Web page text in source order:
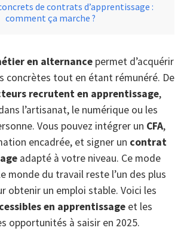
de contrats d’apprentissage :
comment ça marche ?
en alternancepermet d’acquérir
concrètes tout en étant rémunéré. De
recrutent en apprentissage,
l’artisanat, le numérique ou les
Vous pouvez intégrer un CFA,
encadrée, et signer un contrat
adapté à votre niveau. Ce mode
monde du travail reste l’un des plus
obtenir un emploi stable. Voici les
en apprentissageet les
opportunités à saisir en 2025.